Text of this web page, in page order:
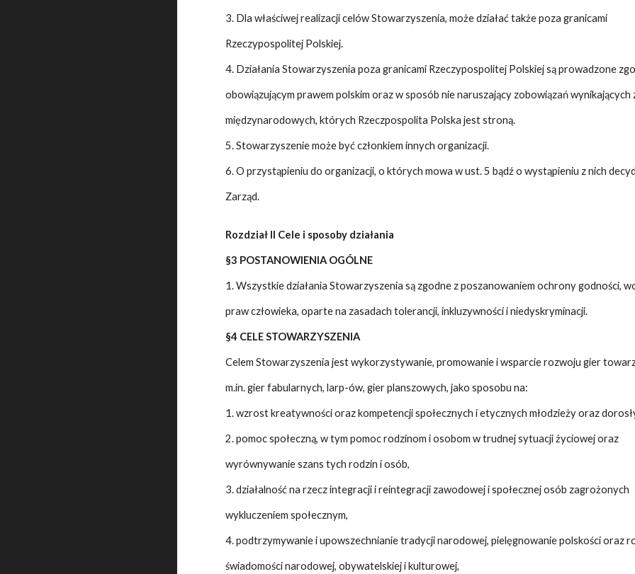
3. Dla właściwej realizacji celów Stowarzyszenia, może działać także poza granicami
Rzeczypospolitej Polskiej.
4. Działania Stowarzyszenia poza granicami Rzeczypospolitej Polskiej są prowadzone
obowiązującym prawem polskim oraz w sposób nie naruszający zobowiązań wynikających
międzynarodowych, których Rzeczpospolita Polska jest stroną.
5. Stowarzyszenie może być członkiem innych organizacji.
6. O przystąpieniu do organizacji, o których mowa w ust. 5 bądź o wystąpieniu z nich
Zarząd.
Rozdział II Cele i sposoby działania
§3 POSTANOWIENIA OGÓLNE
1. Wszystkie działania Stowarzyszenia są zgodne z poszanowaniem ochrony godności,
praw człowieka, oparte na zasadach tolerancji, inkluzywności i niedyskryminacji.
§4 CELE STOWARZYSZENIA
Celem Stowarzyszenia jest wykorzystywanie, promowanie i wsparcie rozwoju gier
m.in. gier fabularnych, larp-ów, gier planszowych, jako sposobu na:
1. wzrost kreatywności oraz kompetencji społecznych i etycznych młodzieży oraz
2. pomoc społeczną, w tym pomoc rodzinom i osobom w trudnej sytuacji życiowej oraz
wyrównywanie szans tych rodzin i osób,
3. działalność na rzecz integracji i reintegracji zawodowej i społecznej osób zagrożonych
wykluczeniem społecznym,
4. podtrzymywanie i upowszechnianie tradycji narodowej, pielęgnowanie polskości oraz
świadomości narodowej, obywatelskiej i kulturowej,